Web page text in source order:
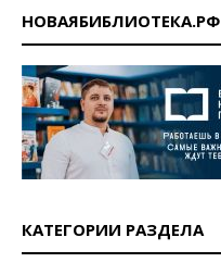
НОВАЯБИБЛИОТЕКА.РФ
КАТЕГОРИИ РАЗДЕЛА